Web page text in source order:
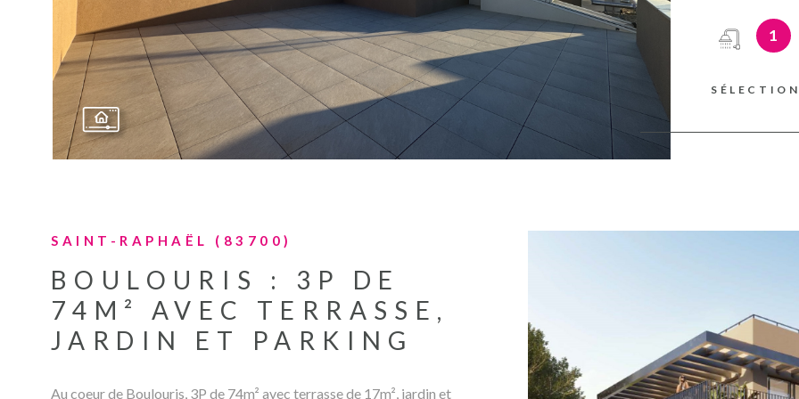
à la charge
ce bien est
1
SAINT-RAPHAËL (83700)
BOULOURIS : 3P DE
74M² AVEC TERRASSE,
JARDIN ET PARKING
Au coeur de Boulouris, 3P de 74m² avec terrasse de 17m², jardin et